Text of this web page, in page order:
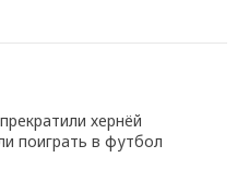
хернёй
поиграть в футбол